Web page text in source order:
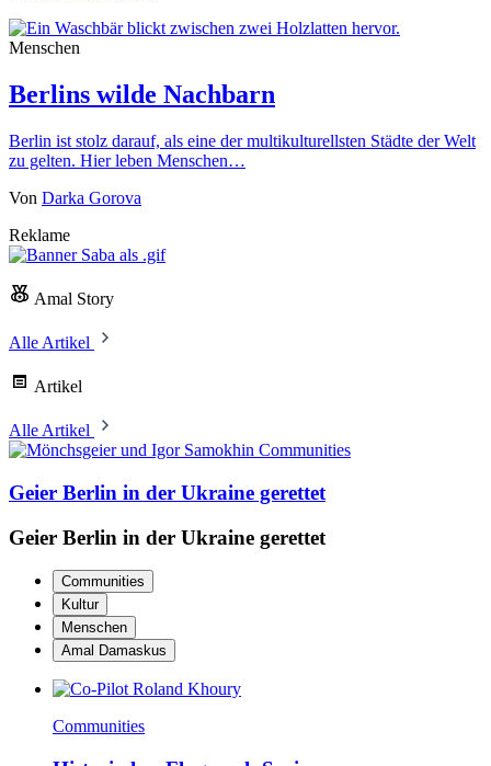
Menschen
Berlins wilde Nachbarn
Berlin ist stolz darauf, als eine der multikulturellsten Städte der Welt
zu gelten. Hier leben Menschen…
Von Darka Gorova
Reklame
Amal Story
Alle Artikel
Artikel
Alle Artikel
Communities
Geier Berlin in der Ukraine gerettet
Geier Berlin in der Ukraine gerettet
Communities
Kultur
Menschen
Amal Damaskus
Communities